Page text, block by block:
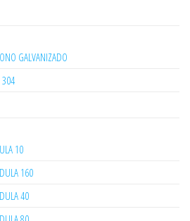
GALVANIZADO
304
10
160
40